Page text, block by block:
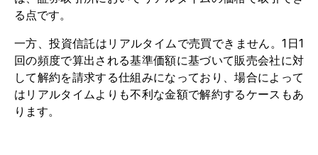
る点です。
一方、投資信託はリアルタイムで売買できません。1日1
回の頻度で算出される基準価額に基づいて販売会社に対
して解約を請求する仕組みになっており、場合によって
はリアルタイムよりも不利な金額で解約するケースもあ
ります。